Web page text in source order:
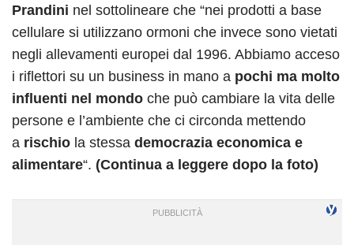
Prandini nel sottolineare che “nei prodotti a base
cellulare si utilizzano ormoni che invece sono vietati
negli allevamenti europei dal 1996. Abbiamo acceso
i riflettori su un business in mano a pochi ma molto
influenti nel mondo che può cambiare la vita delle
persone e l’ambiente che ci circonda mettendo
a rischio la stessa democrazia economica e
alimentare“. (Continua a leggere dopo la foto)